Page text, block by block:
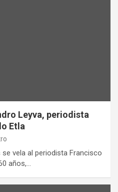
Leyva, periodista
Etla
vela al periodista Francisco
años,…